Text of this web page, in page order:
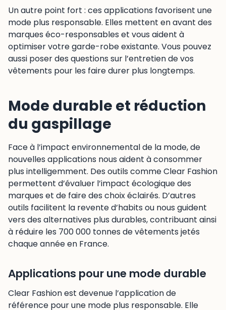
Un autre point fort : ces applications favorisent une
mode plus responsable. Elles mettent en avant des
marques éco-responsables et vous aident à
optimiser votre garde-robe existante. Vous pouvez
aussi poser des questions sur l’entretien de vos
vêtements pour les faire durer plus longtemps.
Mode durable et réduction
du gaspillage
Face à l’impact environnemental de la mode, de
nouvelles applications nous aident à consommer
plus intelligemment. Des outils comme Clear Fashion
permettent d’évaluer l’impact écologique des
marques et de faire des choix éclairés. D’autres
outils facilitent la revente d’habits ou nous guident
vers des alternatives plus durables, contribuant ainsi
à réduire les 700 000 tonnes de vêtements jetés
chaque année en France.
Applications pour une mode durable
Clear Fashion est devenue l’application de
référence pour une mode plus responsable. Elle